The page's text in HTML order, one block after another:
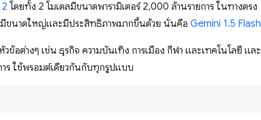
โดยทั้ง 2 โมเดลมีขนาดพารามิเตอร์ 2,000 ล้านรายการ ในทางตรง
มีขนาดใหญ่และมีประสิทธิภาพมากขึ้นด้วย นั่นคือ Gemini 1.5 Flash
ข้อต่างๆ เช่น ธุรกิจ ความบันเทิง การเมือง กีฬา และเทคโนโลยี และ
าร ใช้พรอมต์เดียวกันกับทุกรูปแบบ